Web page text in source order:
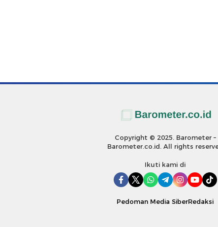
Copyright © 2025. Barometer –
Barometer.co.id. All rights
Ikuti kami di
Pedoman Media SiberRedaksi